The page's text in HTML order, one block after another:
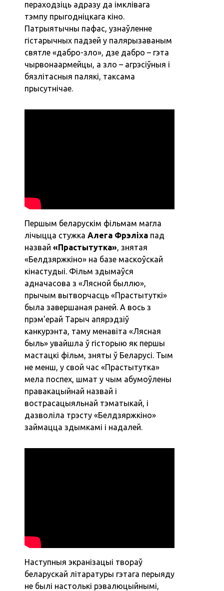
пераходзіць адразу да імклівага
тэмпу прыгодніцкага кіно.
Патрыятычны пафас, узнаўленне
гістарычных падзей у палярызаваным
святле «‎дабро-зло», дзе дабро – гэта
чырвонаармейцы, а зло – агрэсіўныя і
бязлітасныя палякі, таксама
прысутнічае.
Першым беларускім фільмам магла
лічыцца стужкаАлега Фрэліха пад
назвай«Прастытутка», знятая
«Белдзяржкіно» на базе маскоўскай
кінастудыі. Фільм здымаўся
адначасова з «Лясной быллю»,
прычым вытворчасць «Прастытуткі»
была завершаная раней. А вось з
прэм'ерай Тарыч апярэдзіў
канкурэнта, таму менавіта «Лясная
быль» увайшла ў гісторыю як першы
мастацкі фільм, зняты ў Беларусі. Тым
не менш, у свой час «Прастытутка»
мела поспех, шмат у чым абумоўлены
правакацыйнай назвай і
вострасацыяльнай тэматыкай, і
дазволіла трэсту «Белдзяржкіно»
займацца здымкамі і надалей.
Наступныя экранізацыі твораў
беларускай літаратуры гэтага перыяду
не былі настолькі рэвалюцыйнымі,